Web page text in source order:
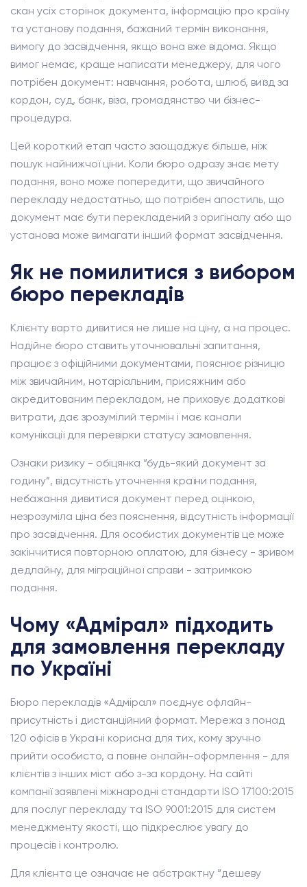
скан усіх сторінок документа, інформацію про країну
та установу подання, бажаний термін виконання,
вимогу до засвідчення, якщо вона вже відома. Якщо
вимог немає, краще написати менеджеру, для чого
потрібен документ: навчання, робота, шлюб, виїзд за
кордон, суд, банк, віза, громадянство чи бізнес-
процедура.
Цей короткий етап часто заощаджує більше, ніж
пошук найнижчої ціни. Коли бюро одразу знає мету
подання, воно може попередити, що звичайного
перекладу недостатньо, що потрібен апостиль, що
документ має бути перекладений з оригіналу або що
установа може вимагати інший формат засвідчення.
Як не помилитися з вибором
бюро перекладів
Клієнту варто дивитися не лише на ціну, а на процес.
Надійне бюро ставить уточнювальні запитання,
працює з офіційними документами, пояснює різницю
між звичайним, нотаріальним, присяжним або
акредитованим перекладом, не приховує додаткові
витрати, дає зрозумілий термін і має канали
комунікації для перевірки статусу замовлення.
Ознаки ризику - обіцянка “будь-який документ за
годину”, відсутність уточнення країни подання,
небажання дивитися документ перед оцінкою,
незрозуміла ціна без пояснення, відсутність інформації
про засвідчення. Для особистих документів це може
закінчитися повторною оплатою, для бізнесу - зривом
дедлайну, для міграційної справи - затримкою
подання.
Чому «Адмірал» підходить
для замовлення перекладу
по Україні
Бюро перекладів «Адмірал» поєднує офлайн-
присутність і дистанційний формат. Мережа з понад
120 офісів в Україні корисна для тих, кому зручно
прийти особисто, а повне онлайн-оформлення - для
клієнтів з інших міст або з-за кордону. На сайті
компанії заявлені міжнародні стандарти ISO 17100:2015
для послуг перекладу та ISO 9001:2015 для систем
менеджменту якості, що підкреслює увагу до
процесів і контролю.
Для клієнта це означає не абстрактну “дешеву